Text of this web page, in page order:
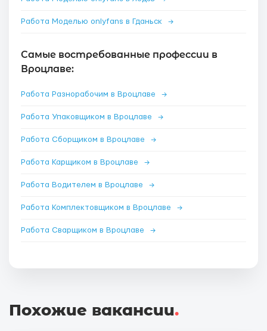
Работа Моделью onlyfans в Гданьск →
Самые востребованные профессии в
Вроцлаве:
Работа Разнорабочим в Вроцлаве →
Работа Упаковщиком в Вроцлаве →
Работа Сборщиком в Вроцлаве →
Работа Карщиком в Вроцлаве →
Работа Водителем в Вроцлаве →
Работа Комплектовщиком в Вроцлаве →
Работа Сварщиком в Вроцлаве →
Похожие вакансии.